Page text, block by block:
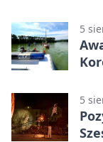
5
5